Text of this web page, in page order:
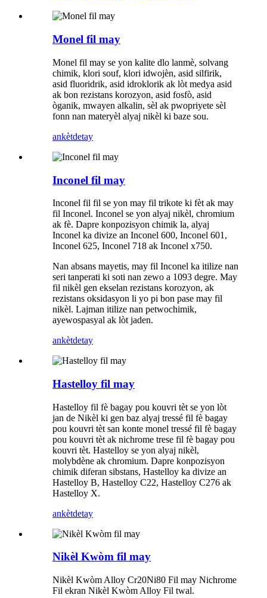
Monel fil may
Monel fil may se yon kalite dlo lanmè, solvang
chimik, klori souf, klori idwojèn, asid silfirik,
asid fluoridrik, asid idroklorik ak lòt medya asid
ak bon rezistans korozyon, asid fosfò, asid
òganik, mwayen alkalin, sèl ak pwopriyete sèl
fonn nan materyèl alyaj nikèl ki baze sou.
ankètdetay
Inconel fil may
Inconel fil fil se yon may fil trikote ki fèt ak may
fil Inconel. Inconel se yon alyaj nikèl, chromium
ak fè. Dapre konpozisyon chimik la, alyaj
Inconel ka divize an Inconel 600, Inconel 601,
Inconel 625, Inconel 718 ak Inconel x750.
Nan absans mayetis, may fil Inconel ka itilize nan
seri tanperati ki soti nan zewo a 1093 degre. May
fil nikèl gen ekselan rezistans korozyon, ak
rezistans oksidasyon li yo pi bon pase may fil
nikèl. Lajman itilize nan petwochimik,
ayewospasyal ak lòt jaden.
ankètdetay
Hastelloy fil may
Hastelloy fil fè bagay pou kouvri tèt se yon lòt
jan de Nikèl ki gen baz alyaj tressé fil fè bagay
pou kouvri tèt san konte monel tressé fil fè bagay
pou kouvri tèt ak nichrome trese fil fè bagay pou
kouvri tèt. Hastelloy se yon alyaj nikèl,
molybdène ak chromium. Dapre konpozisyon
chimik diferan sibstans, Hastelloy ka divize an
Hastelloy B, Hastelloy C22, Hastelloy C276 ak
Hastelloy X.
ankètdetay
Nikèl Kwòm fil may
Nikèl Kwòm Alloy Cr20Ni80 Fil may Nichrome
Fil ekran Nikèl Kwòm Alloy Fil twal.